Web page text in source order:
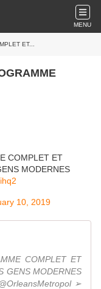
MENU
ET...
COMPLET ET
MODERNES
10, 2019
COMPLET ET
GENS MODERNES
➢